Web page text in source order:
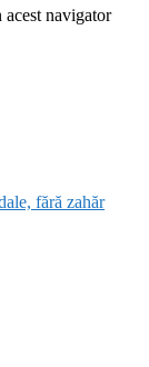
navigator
fără zahăr